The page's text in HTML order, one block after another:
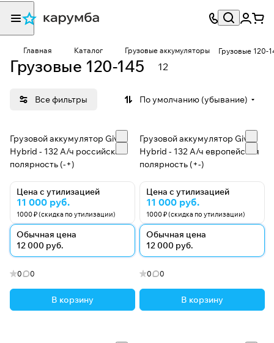
Главная Каталог Грузовые аккумуляторы Грузовые 120-
Грузовые 120-145 12
Все фильтры По умолчанию (убывание)
Грузовой аккумулятор Giver
Hybrid - 132 А/ч российская
полярность (-+)
Цена с утилизацией
11 000 руб.
1000 ₽ (скидка по утилизации)
Обычная цена
12 000 руб.
0 0
В корзину
Грузовой аккумулятор Giver
Hybrid - 132 А/ч европейская
полярность (+-)
Цена с утилизацией
11 000 руб.
1000 ₽ (скидка по утилизации)
Обычная цена
12 000 руб.
0 0
В корзину